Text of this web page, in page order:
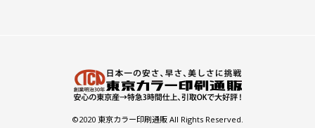
©2020 東京カラー印刷通販 All Rights Reserved.